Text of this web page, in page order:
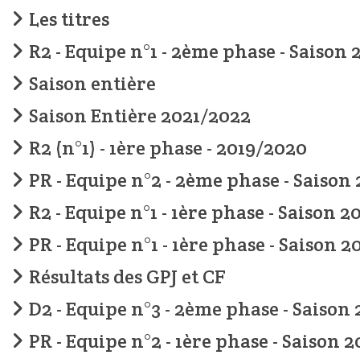
Les titres
R2 - Equipe n°1 - 2ème phase -
Saison entière
Saison Entière 2021/2022
R2 (n°1) - 1ère phase - 2019/2020
PR - Equipe n°2 - 2ème phase -
R2 - Equipe n°1 - 1ère phase - Saison
PR - Equipe n°1 - 1ère phase - Saison
Résultats des GPJ et CF
D2 - Equipe n°3 - 2ème phase -
PR - Equipe n°2 - 1ère phase - Saison